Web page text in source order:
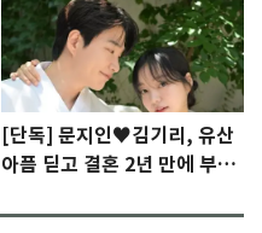
[단독] 문지인♥김기리, 유산
아픔 딛고 결혼 2년 만에 부모